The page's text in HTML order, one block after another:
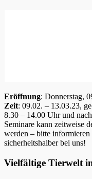
Eröffnung: Donnerstag,
Zeit: 09.02. – 13.03.23,
8.30 – 14.00 Uhr und
Seminare kann zeitweise
werden – bitte
sicherheitshalber bei uns!
Vielfältige Tierwelt